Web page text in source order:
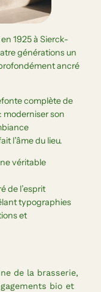
1925 à Sierck-
générations un
ancré
complète de
moderniser son
l’âme du lieu.
véritable
de l’esprit
typographies
et
de la brasserie,
bio et